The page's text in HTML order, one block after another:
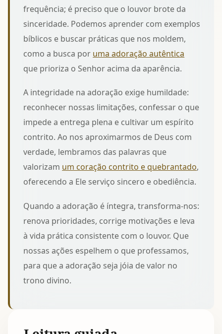
frequência; é preciso que o louvor brote da
sinceridade. Podemos aprender com exemplos
bíblicos e buscar práticas que nos moldem,
como a busca por uma adoração autêntica
que prioriza o Senhor acima da aparência.
A integridade na adoração exige humildade:
reconhecer nossas limitações, confessar o que
impede a entrega plena e cultivar um espírito
contrito. Ao nos aproximarmos de Deus com
verdade, lembramos das palavras que
valorizam um coração contrito e quebrantado,
oferecendo a Ele serviço sincero e obediência.
Quando a adoração é íntegra, transforma-nos:
renova prioridades, corrige motivações e leva
à vida prática consistente com o louvor. Que
nossas ações espelhem o que professamos,
para que a adoração seja jóia de valor no
trono divino.